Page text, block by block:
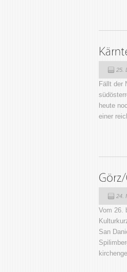
25.
Fällt der
heute
einer
24.
Vom 26.
San